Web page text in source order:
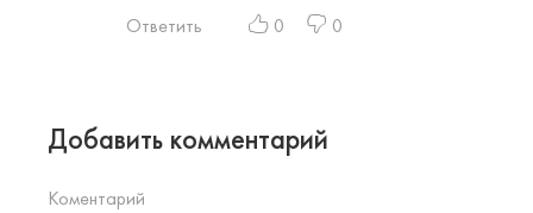
Ответить
0 0
Добавить комментарий
Коментарий